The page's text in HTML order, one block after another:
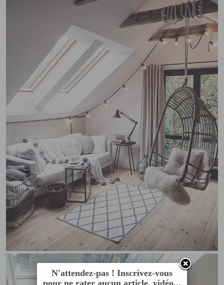
N'attendez-pas ! Inscrivez-vous